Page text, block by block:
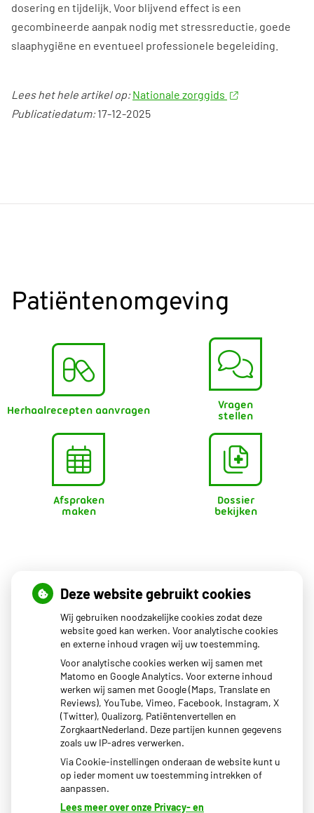
dosering en tijdelijk. Voor blijvend effect is een
gecombineerde aanpak nodig met stressreductie, goede
slaaphygiëne en eventueel professionele begeleiding.
Lees het hele artikel op: Nationale zorggids
Publicatiedatum:17-12-2025
Patiëntenomgeving
Herhaalrecepten aanvragen
Vragen
stellen
Afspraken
maken
Dossier
bekijken
Openingstijden
08.00 - 17.00
08.00 - 17.00
Woensdag 08.00 - 17.00
Donderdag08.00 - 17.00
08.00 - 17.00
Het uitgiftepunt Beekbergen (voor uw medicijnen) van
BENU apotheek Dokzuid is geopend van 14:00-17:00.
Deze website gebruikt cookies
Wij gebruiken noodzakelijke cookies zodat deze
website goed kan werken. Voor analytische cookies
en externe inhoud vragen wij uw toestemming.
Voor analytische cookies werken wij samen met
Matomo en Google Analytics. Voor externe inhoud
werken wij samen met Google (Maps, Translate en
Reviews), YouTube, Vimeo, Facebook, Instagram, X
(Twitter), Qualizorg, Patiëntenvertellen en
ZorgkaartNederland. Deze partijen kunnen gegevens
zoals uw IP-adres verwerken.
Via Cookie-instellingen onderaan de website kunt u
op ieder moment uw toestemming intrekken of
aanpassen.
Lees meer over onze Privacy- en